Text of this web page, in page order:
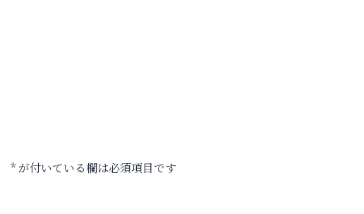
*が付いている欄は必須項目です